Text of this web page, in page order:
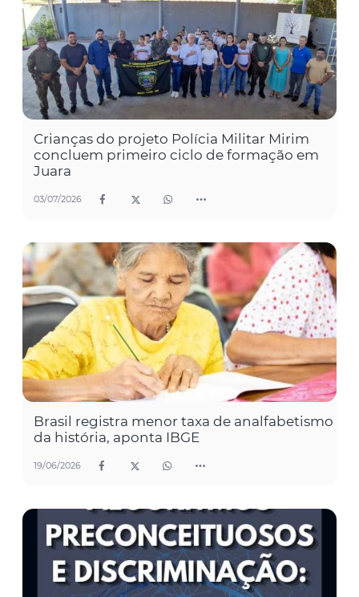
Crianças do projeto Polícia Militar Mirim
concluem primeiro ciclo de formação em
Juara
03/07/2026
Brasil registra menor taxa de analfabetismo
da história, aponta IBGE
19/06/2026